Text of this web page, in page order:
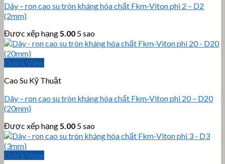
Dây – ron cao su tròn kháng hóa chất Fkm-Viton phi 2 – D2
(2mm)
Được xếp hạng5.00 5 sao
Quick View
Cao Su Kỹ Thuật
Dây – ron cao su tròn kháng hóa chất Fkm-Viton phi 20 – D20
(20mm)
Được xếp hạng5.00 5 sao
Quick View